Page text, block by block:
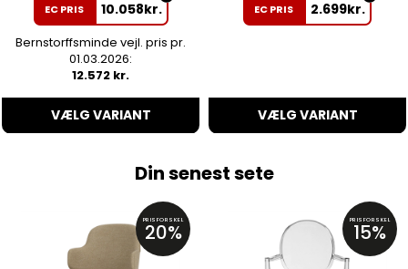
EC PRIS 10.058kr.
Bernstorffsminde vejl. pris pr.
01.03.2026:
12.572 kr.
VÆLG VARIANT
EC PRIS 2.699kr.
VÆLG VARIANT
Din senest sete
PRISFORSKEL
20% PRISFORSKEL
15%